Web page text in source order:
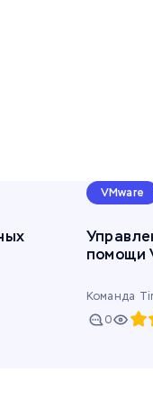
VMware
помощи
Команда
0